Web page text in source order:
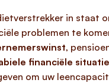
in staat
problemen te
,
financiële situatie
om uw